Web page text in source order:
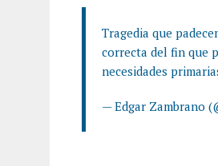
Tragedia que
correcta del fin que
necesidades
— Edgar Zambrano